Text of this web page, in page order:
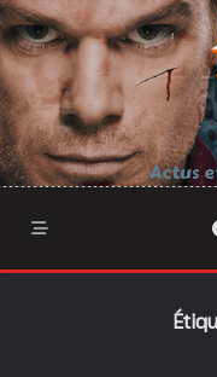
Skip
to
content
Actus